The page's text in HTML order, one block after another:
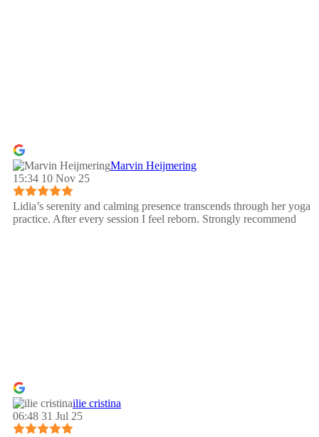
Marvin Heijmering
15:34 10 Nov 25
Lidia’s serenity and calming presence transcends through her yoga
practice. After every session I feel reborn. Strongly recommend
ilie cristina
06:48 31 Jul 25